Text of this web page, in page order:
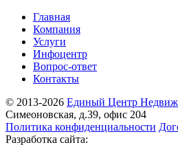
Главная
Компания
Услуги
Инфоцентр
Вопрос-ответ
Контакты
© 2013-2026 Единый Центр
Симеоновская, д.39, офис 204
Политика конфиденциальности
Разработка сайта: